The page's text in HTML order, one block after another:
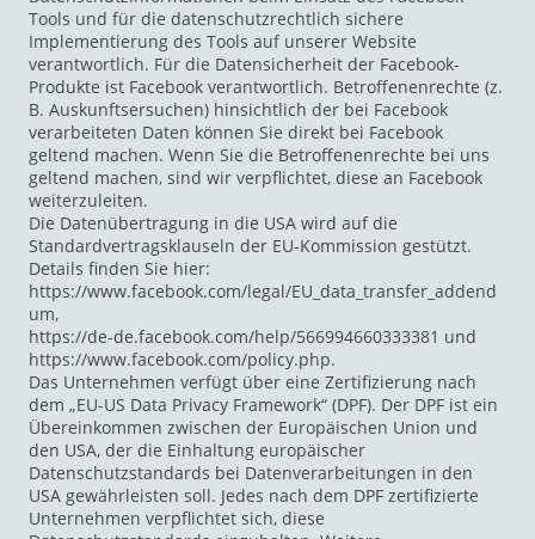
Tools und für die datenschutzrechtlich sichere
Implementierung des Tools auf unserer Website
verantwortlich. Für die Datensicherheit der Facebook-
Produkte ist Facebook verantwortlich. Betroffenenrechte (z.
B. Auskunftsersuchen) hinsichtlich der bei Facebook
verarbeiteten Daten können Sie direkt bei Facebook
geltend machen. Wenn Sie die Betroffenenrechte bei uns
geltend machen, sind wir verpflichtet, diese an Facebook
weiterzuleiten.
Die Datenübertragung in die USA wird auf die
Standardvertragsklauseln der EU-Kommission gestützt.
Details finden Sie hier:
https://www.facebook.com/legal/EU_data_transfer_addend
um,
https://de-de.facebook.com/help/566994660333381 und
https://www.facebook.com/policy.php.
Das Unternehmen verfügt über eine Zertifizierung nach
dem „EU-US Data Privacy Framework“ (DPF). Der DPF ist ein
Übereinkommen zwischen der Europäischen Union und
den USA, der die Einhaltung europäischer
Datenschutzstandards bei Datenverarbeitungen in den
USA gewährleisten soll. Jedes nach dem DPF zertifizierte
Unternehmen verpflichtet sich, diese